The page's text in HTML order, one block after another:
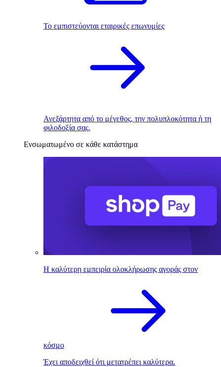
Το εμπιστεύονται εταιρικές επωνυμίες
Ανεξάρτητα από το μέγεθος, την πολυπλοκότητα ή τη
φιλοδοξία σας.
Ενσωματωμένο σε κάθε κατάστημα
Η καλύτερη εμπειρία ολοκλήρωσης αγοράς στον
κόσμο
Έχει αποδειχθεί ότι μετατρέπει καλύτερα.